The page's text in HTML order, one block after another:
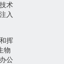
术
入
挥
物
公